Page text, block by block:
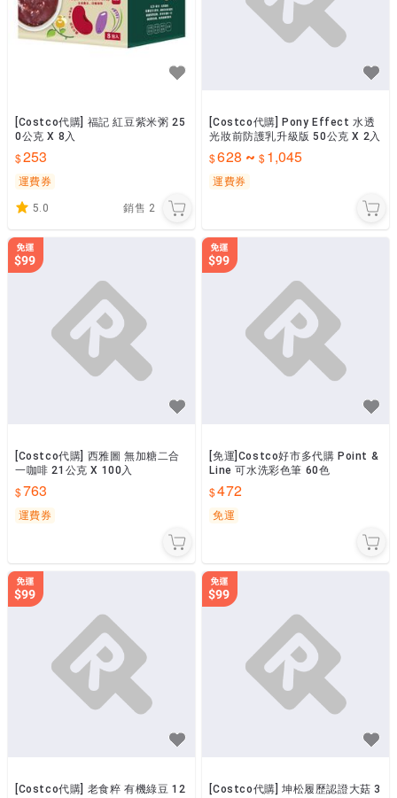
[Costco代購] 福記 紅豆紫米粥 25
0公克 X 8入
253
運費券
5.0 銷售 2
[Costco代購] Pony Effect 水透
光妝前防護乳升級版 50公克 X 2入
628 ~ 1,045
運費券
[Costco代購] 西雅圖 無加糖二合
一咖啡 21公克 X 100入
763
運費券
[免運]Costco好市多代購 Point &
Line 可水洗彩色筆 60色
472
免運
[Costco代購] 老食粹 有機綠豆 12
[Costco代購] 坤松履歷認證大菇 3